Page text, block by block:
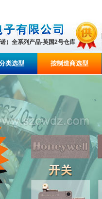
）全系列产品-英国2号仓库
类选型 按制造商选型